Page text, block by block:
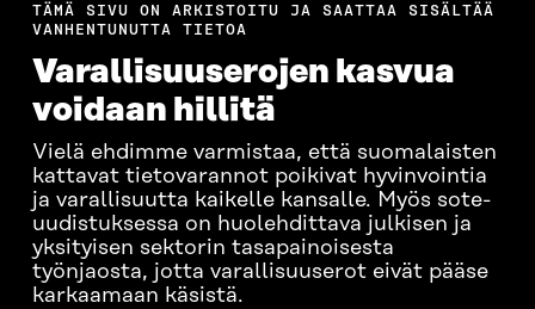
TÄMÄ SIVU ON ARKISTOITU JA SAATTAA SISÄLTÄÄ
VANHENTUNUTTA TIETOA
Varallisuuserojen kasvua
voidaan hillitä
Vielä ehdimme varmistaa, että suomalaisten
kattavat tietovarannot poikivat hyvinvointia
ja varallisuutta kaikelle kansalle. Myös sote-
uudistuksessa on huolehdittava julkisen ja
yksityisen sektorin tasapainoisesta
työnjaosta, jotta varallisuuserot eivät pääse
karkaamaan käsistä.